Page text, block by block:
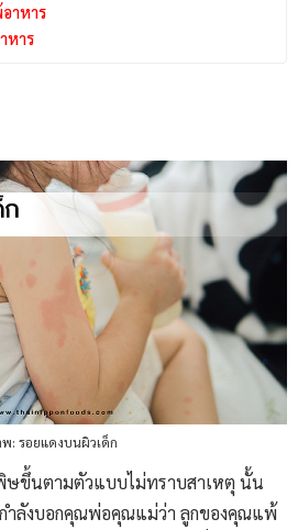
าหาร
หาร
: รอยแดงบนผิวเด็ก
ขึ้นตามตัวแบบไม่ทราบสาเหตุ นั้น
ลังบอกคุณพ่อคุณแม่ว่า ลูกของคุณแพ้